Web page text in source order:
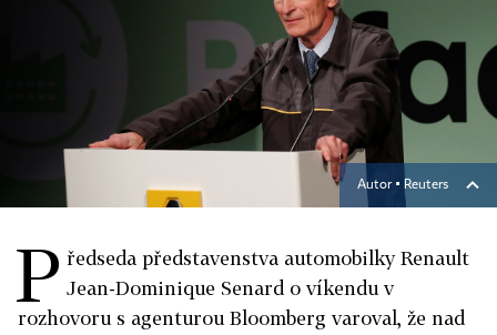
Autor ▪ Reuters
P ředseda představenstva automobilky Renault
Jean-Dominique Senard o víkendu v
rozhovoru s agenturou Bloomberg varoval, že nad